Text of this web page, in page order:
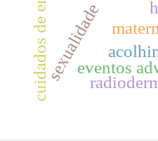
eventos
sexualidade